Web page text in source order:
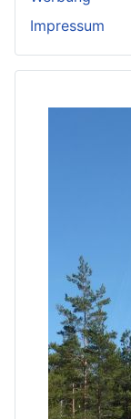
Impressum